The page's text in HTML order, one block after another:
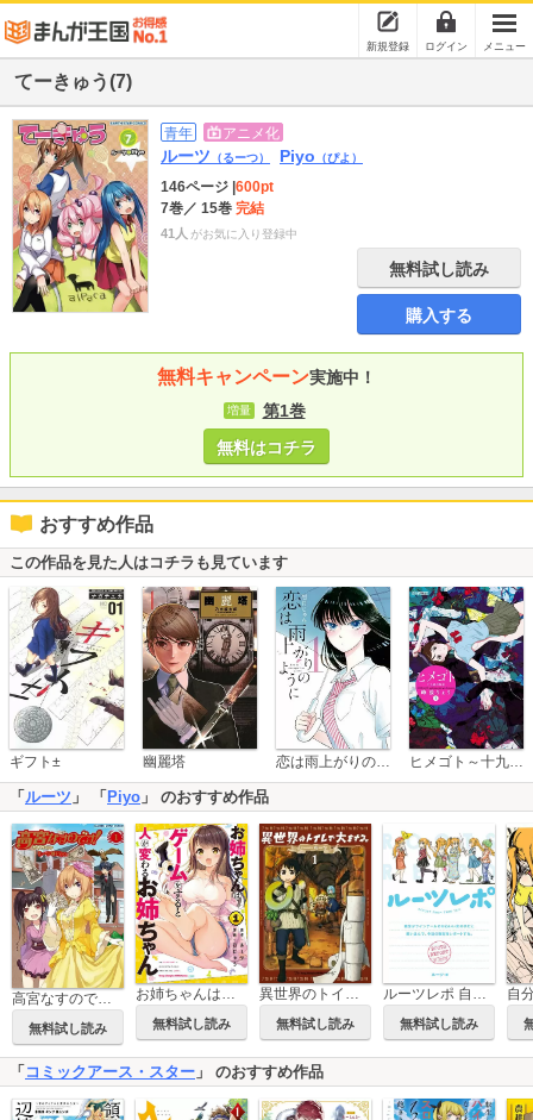
新規登録 ログイン メニュー
てーきゅう(7)
青年 アニメ化
ルーツ （るーつ） Piyo （ぴよ）
146ページ 600pt
7巻／ 15巻 完結
41人 がお気に入り登録中
無料試し読み
購入する
無料キャンペーン実施中！
増量
第1巻
無料はコチラ
おすすめ作品
この作品を見た人はコチラも見ています
ギフト± 幽麗塔 恋は雨上がりのように ヒメゴト～十九歳の制服～
「 ルーツ 」 「 Piyo 」 のおすすめ作品
高宮なすのです！～てーきゅうスピンオフ～
無料試し読み
お姉ちゃんはゲームをすると人が変わるお姉ちゃん
無料試し読み
異世界のトイレで大をする。
無料試し読み
ルーツレポ 自分がツインテールのかわいい女の子だと思い込んで、今日の取材をレポートする。
無料試し読み
「 コミックアース・スター 」 のおすすめ作品